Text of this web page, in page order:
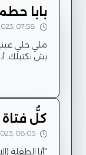
بابا
07:58
ملي حلي
الطفلة لي
و أنا نعني
ىول في
البخس ما
يعيطلي يا
ما لقيتش
كلُّ فتاة
08:05